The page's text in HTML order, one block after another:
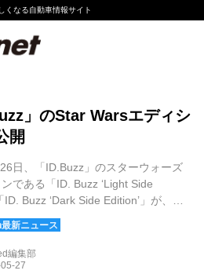
くなる自動車情報サイト
Audi
」のStar Warsエディシ
開
日、「ID.Buzz」のスターウォーズ
である「ID. Buzz ‘Light Side
ID. Buzz ‘Dark Side Edition’」が、カ
州アナハイムで開催中のイベント
ーズ セレブレーション」で初公開さ
ルクスワーゲンAGは、電動ワーゲン
」の発売にあわせて、5月27日公開
編集部